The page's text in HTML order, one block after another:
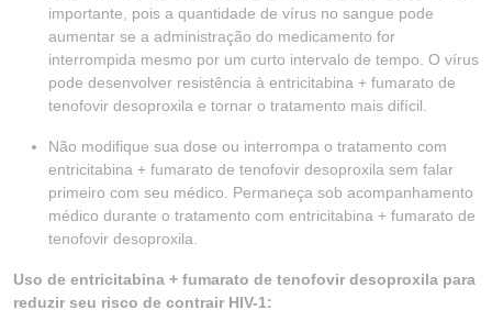
importante, pois a quantidade de vírus no sangue pode
aumentar se a administração do medicamento for
interrompida mesmo por um curto intervalo de tempo. O vírus
pode desenvolver resistência à entricitabina + fumarato de
tenofovir desoproxila e tornar o tratamento mais difícil.
Não modifique sua dose ou interrompa o tratamento com
entricitabina + fumarato de tenofovir desoproxila sem falar
primeiro com seu médico. Permaneça sob acompanhamento
médico durante o tratamento com entricitabina + fumarato de
tenofovir desoproxila.
Uso de entricitabina + fumarato de tenofovir desoproxila para
reduzir seu risco de contrair HIV-1: